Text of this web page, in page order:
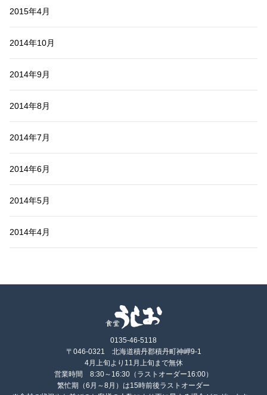
2015年4月
2014年10月
2014年9月
2014年8月
2014年7月
2014年6月
2014年5月
2014年4月
0135-46-5118
〒046-0321 北海道積丹郡積丹町神岬9-1
4月上旬より11月上旬まで無休
営業時間 8:30～16:30（ラストオーダー16:00）
繁忙期（6月～8月）は15時前後ラストオーダー